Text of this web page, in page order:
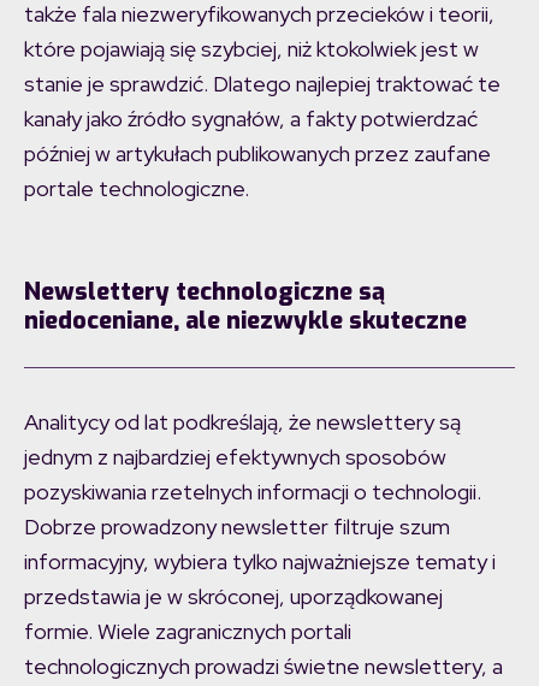
także fala niezweryfikowanych przecieków i teorii,
które pojawiają się szybciej, niż ktokolwiek jest w
stanie je sprawdzić. Dlatego najlepiej traktować te
kanały jako źródło sygnałów, a fakty potwierdzać
później w artykułach publikowanych przez zaufane
portale technologiczne.
Newslettery technologiczne są
niedoceniane, ale niezwykle skuteczne
Analitycy od lat podkreślają, że newslettery są
jednym z najbardziej efektywnych sposobów
pozyskiwania rzetelnych informacji o technologii.
Dobrze prowadzony newsletter filtruje szum
informacyjny, wybiera tylko najważniejsze tematy i
przedstawia je w skróconej, uporządkowanej
formie. Wiele zagranicznych portali
technologicznych prowadzi świetne newslettery, a